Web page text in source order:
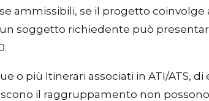
ammissibili, se il progetto
soggetto richiedente può
o più Itinerari associati in ATI/ATS,
il raggruppamento non